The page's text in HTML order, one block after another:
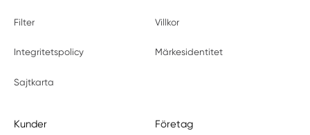
Filter Villkor
Integritetspolicy Märkesidentitet
Sajtkarta
Kunder Företag